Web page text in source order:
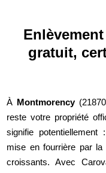
gratuit,
À Montmorency
reste votre propriété
signifie potentiellement
mise en fourrière par
croissants. Avec